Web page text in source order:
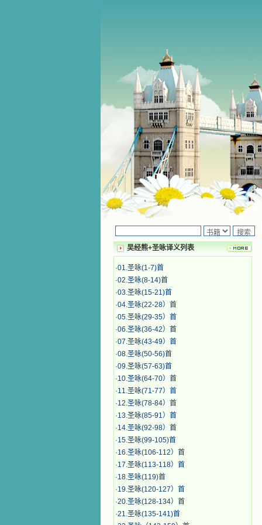
吴经熊+圣咏译义列表
·01.圣咏(1-7)首
·02.圣咏(8-14)首
·03.圣咏(15-21)首
·04.圣咏(22-28）首
·05.圣咏(29-35）首
·06.圣咏(36-42）首
·07.圣咏(43-49）首
·08.圣咏(50-56)首
·09.圣咏(57-63)首
·10.圣咏(64-70）首
·11.圣咏(71-77）首
·12.圣咏(78-84）首
·13.圣咏(85-91）首
·14.圣咏(92-98）首
·15.圣咏(99-105)首
·16.圣咏(106-112）首
·17.圣咏(113-118）首
·18.圣咏(119)首
·19.圣咏(120-127）首
·20.圣咏(128-134）首
·21.圣咏(135-141)首